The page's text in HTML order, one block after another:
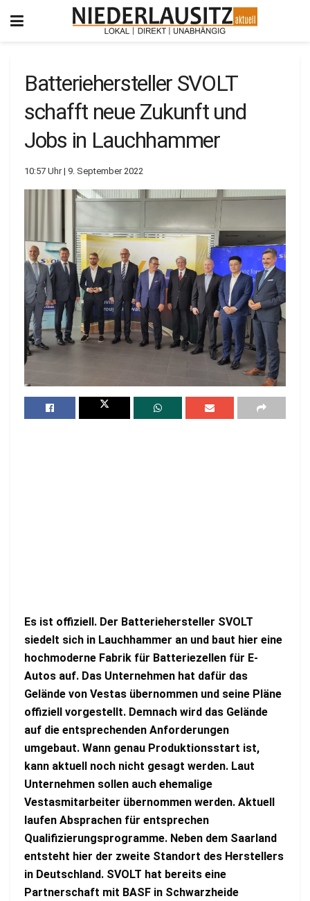
Batteriehersteller SVOLT
schafft neue Zukunft und
Jobs in Lauchhammer
10:57 Uhr | 9. September 2022
Es ist offiziell. Der Batteriehersteller SVOLT
siedelt sich in Lauchhammer an und baut hier eine
hochmoderne Fabrik für Batteriezellen für E-
Autos auf. Das Unternehmen hat dafür das
Gelände von Vestas übernommen und seine Pläne
offiziell vorgestellt. Demnach wird das Gelände
auf die entsprechenden Anforderungen
umgebaut. Wann genau Produktionsstart ist,
kann aktuell noch nicht gesagt werden. Laut
Unternehmen sollen auch ehemalige
Vestasmitarbeiter übernommen werden. Aktuell
laufen Absprachen für entsprechen
Qualifizierungsprogramme. Neben dem Saarland
entsteht hier der zweite Standort des Herstellers
in Deutschland. SVOLT hat bereits eine
Partnerschaft mit BASF in Schwarzheide